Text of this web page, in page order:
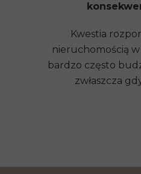
Kwestia
nieruchomością w
bardzo często
zwłaszcza